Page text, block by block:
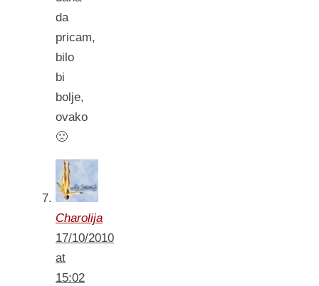
da
pricam,
bilo
bi
bolje,
ovako
🙁
Charolija
17/10/2010
at
15:02